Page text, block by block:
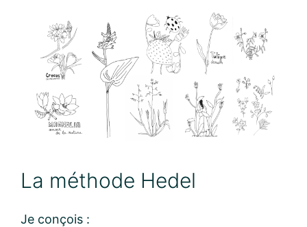
La méthode Hedel
Je conçois :